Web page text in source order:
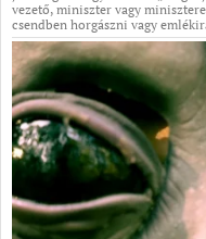
vezető, miniszter vagy
csendben horgászni vagy